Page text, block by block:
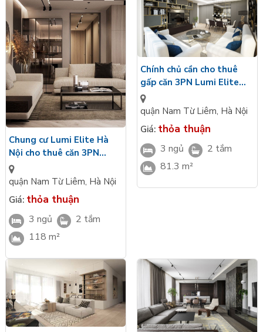
Chung cư Lumi Elite Hà
Nội cho thuê căn 3PN
118m2, Tây Bắc, full đồ
quận Nam Từ Liêm, Hà Nội
Giá: thỏa thuận
3 ngủ
2 tắm
118 m²
Chính chủ cần cho thuê
gấp căn 3PN Lumi Elite
81,3m2, Tây Nam, đủ đồ,
giá tốt
quận Nam Từ Liêm, Hà Nội
Giá: thỏa thuận
3 ngủ
2 tắm
81.3 m²